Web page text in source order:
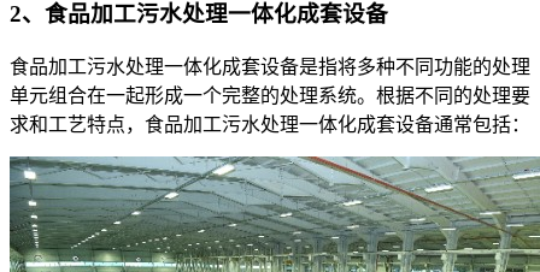
2、食品加工污水处理一体化成套设备
食品加工污水处理一体化成套设备是指将多种不同功能的处理
单元组合在一起形成一个完整的处理系统。根据不同的处理要
求和工艺特点，食品加工污水处理一体化成套设备通常包括：